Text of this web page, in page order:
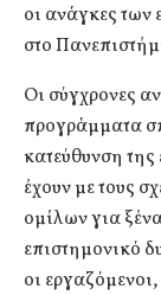
οι ανάγκες των
στο
Οι σύγχρονες
προγράμματα
κατεύθυνση
έχουν με τους
ομίλων για
επιστημονικό
οι